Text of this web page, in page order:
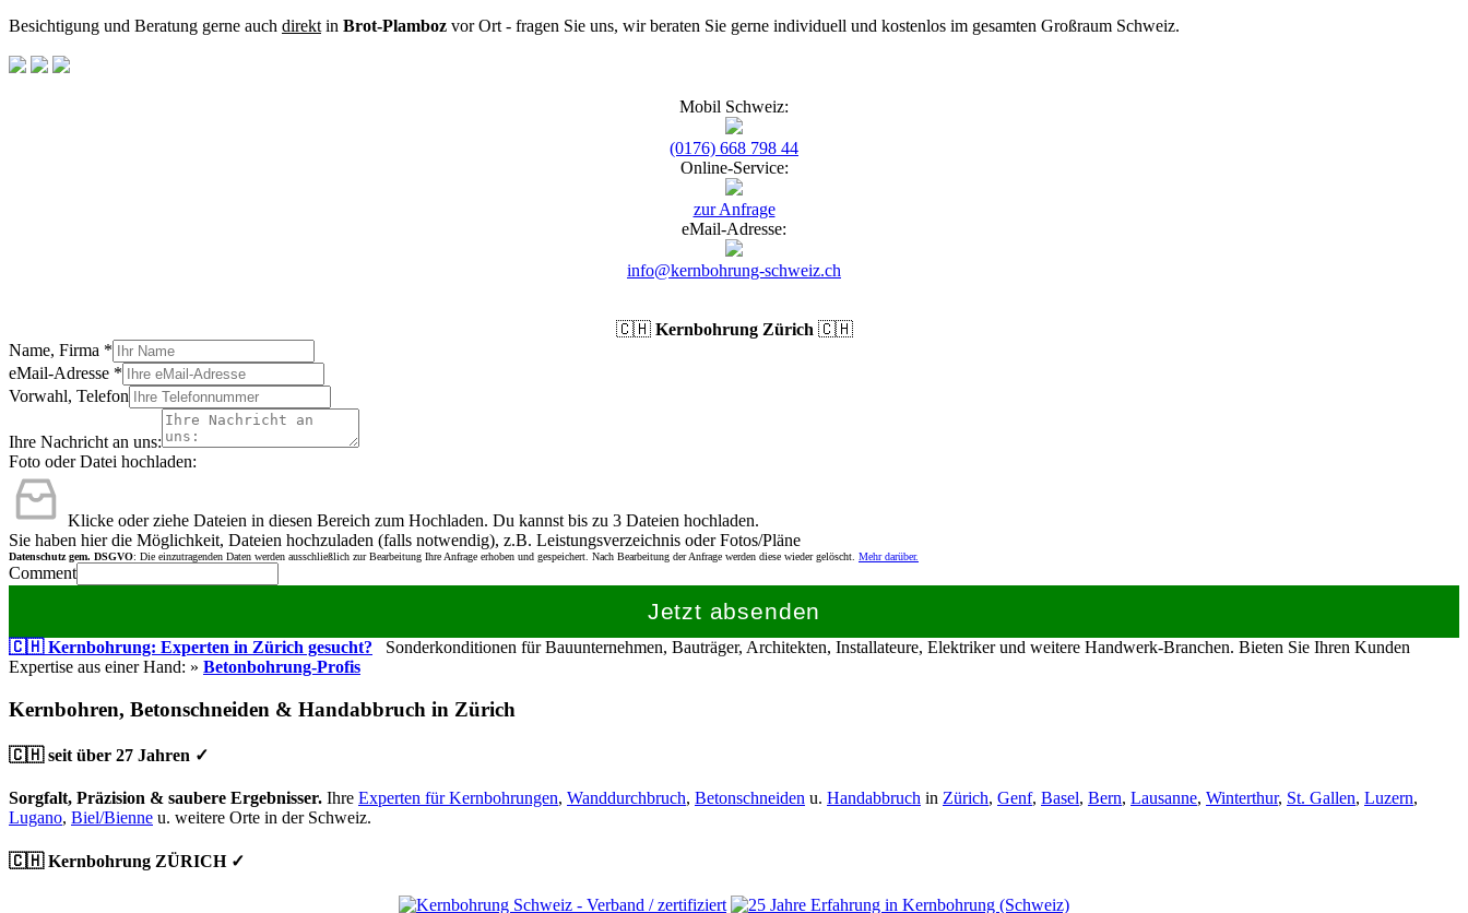
Besichtigung und Beratung gerne auch direkt in Brot-Plamboz vor Ort - fragen Sie uns, wir beraten Sie gerne individuell und kostenlos im gesamten Großraum Schweiz.
Mobil Schweiz:
(0176) 668 798 44
Online-Service:
zur Anfrage
eMail-Adresse:
info@kernbohrung-schweiz.ch
🇨🇭 Kernbohrung Zürich 🇨🇭
Name, Firma *
eMail-Adresse *
Vorwahl, Telefon
Ihre Nachricht an uns:
Foto oder Datei hochladen:
Klicke oder ziehe Dateien in diesen Bereich zum Hochladen. Du kannst bis zu 3 Dateien hochladen.
Sie haben hier die Möglichkeit, Dateien hochzuladen (falls notwendig), z.B. Leistungsverzeichnis oder Fotos/Pläne
Datenschutz gem. DSGVO: Die einzutragenden Daten werden ausschließlich zur Bearbeitung Ihre Anfrage erhoben und gespeichert. Nach Bearbeitung der Anfrage werden diese wieder gelöscht. Mehr darüber.
Comment
Jetzt absenden
🇨🇭 Kernbohrung: Experten in Zürich gesucht? Sonderkonditionen für Bauunternehmen, Bauträger, Architekten, Installateure, Elektriker und weitere Handwerk-Branchen. Bieten Sie Ihren Kunden
Expertise aus einer Hand: » Betonbohrung-Profis
Kernbohren, Betonschneiden & Handabbruch in Zürich
🇨🇭 seit über 27 Jahren ✓
Sorgfalt, Präzision & saubere Ergebnisser. Ihre Experten für Kernbohrungen, Wanddurchbruch, Betonschneiden u. Handabbruch in Zürich, Genf, Basel, Bern, Lausanne, Winterthur, St. Gallen, Luzern,
Lugano, Biel/Bienne u. weitere Orte in der Schweiz.
🇨🇭 Kernbohrung ZÜRICH ✓